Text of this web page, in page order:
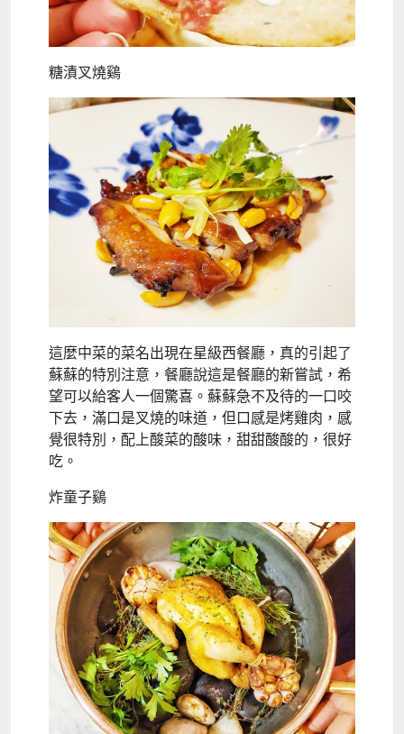
糖漬叉燒鷄
這麼中菜的菜名出現在星級西餐廳，真的引起了
蘇蘇的特別注意，餐廳說這是餐廳的新嘗試，希
望可以給客人一個驚喜。蘇蘇急不及待的一口咬
下去，滿口是叉燒的味道，但口感是烤雞肉，感
覺很特別，配上酸菜的酸味，甜甜酸酸的，很好
吃。
炸童子鷄